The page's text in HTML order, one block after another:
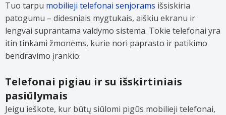
Tuo tarpu mobilieji telefonai senjorams išsiskiria
patogumu – didesniais mygtukais, aiškiu ekranu ir
lengvai suprantama valdymo sistema. Tokie telefonai yra
itin tinkami žmonėms, kurie nori paprasto ir patikimo
bendravimo įrankio.
Telefonai pigiau ir su išskirtiniais
pasiūlymais
Jeigu ieškote, kur būtų siūlomi pigūs mobilieji telefonai,